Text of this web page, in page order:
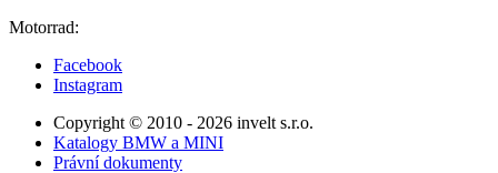
Motorrad:
Facebook
Instagram
Copyright © 2010 - 2026 invelt s.r.o.
Katalogy BMW a MINI
Právní dokumenty